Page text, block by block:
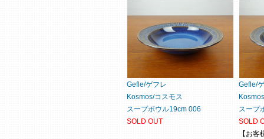
Gefle/ゲフレ
Kosmos/コスモス
スープボウル19cm 006
SOLD OUT
Gefle/
スープ
SOLD
【お